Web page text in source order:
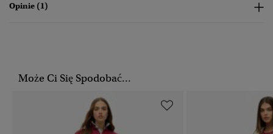
Opinie (1)
Może Ci Się Spodobać...